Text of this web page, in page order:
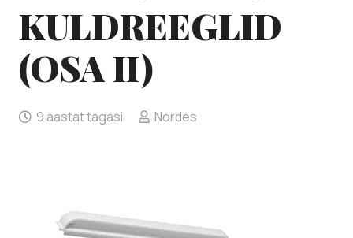
KULDREEGLID
(OSA II)
9 aastat tagasi Nordes